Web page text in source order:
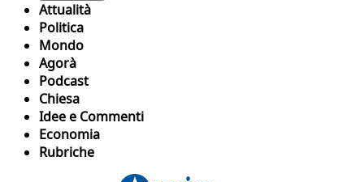
Attualità
Politica
Mondo
Agorà
Podcast
Chiesa
Idee e Commenti
Economia
Rubriche